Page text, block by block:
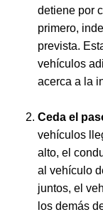
detiene por
primero,
prevista.
vehículos
acerca a la
Ceda el
vehículos
alto, el
al vehículo
juntos, el
los demás